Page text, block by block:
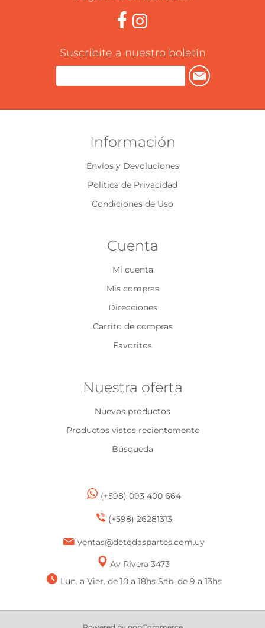
Suscribite a nuestro boletín
Información
Envíos y Devoluciones
Política de Privacidad
Condiciones de Uso
Cuenta
Mi cuenta
Mis compras
Direcciones
Carrito de compras
Favoritos
Nuestra oferta
Nuevos productos
Productos vistos recientemente
Búsqueda
(+598) 093 400 664
(+598) 26281313
ventas@detodaspartes.com.uy
Av Rivera 3473
Lun. a Vier. de 10 a 18hs Sab. de 9 a 13hs